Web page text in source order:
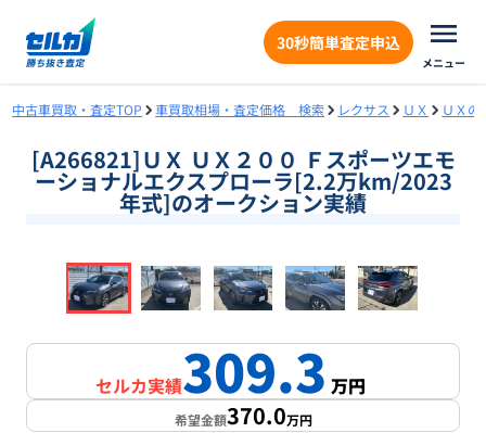
30秒簡単査定申込
メニュー
中古車買取・査定TOP 車買取相場・査定価格 検索 レクサス ＵＸ ＵＸの
[A266821]ＵＸ ＵＸ２００ Ｆスポーツエモ
ーショナルエクスプローラ[2.2万km/2023
年式]のオークション実績
1/18
セルカ実績309.3万円
希望金額370.0万円